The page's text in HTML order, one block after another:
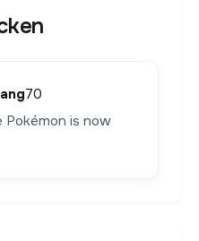
70
Pokémon is now